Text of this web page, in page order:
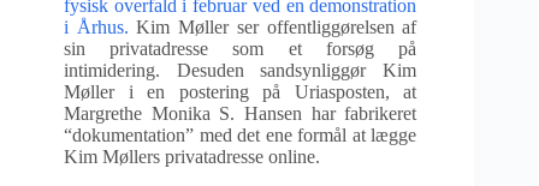
fysisk overfald i februar ved en demonstration
i Århus. Kim Møller ser offentliggørelsen af
sin privatadresse som et forsøg på
intimidering. Desuden sandsynliggør Kim
Møller i en postering på Uriasposten, at
Margrethe Monika S. Hansen har fabrikeret
“dokumentation” med det ene formål at lægge
Kim Møllers privatadresse online.